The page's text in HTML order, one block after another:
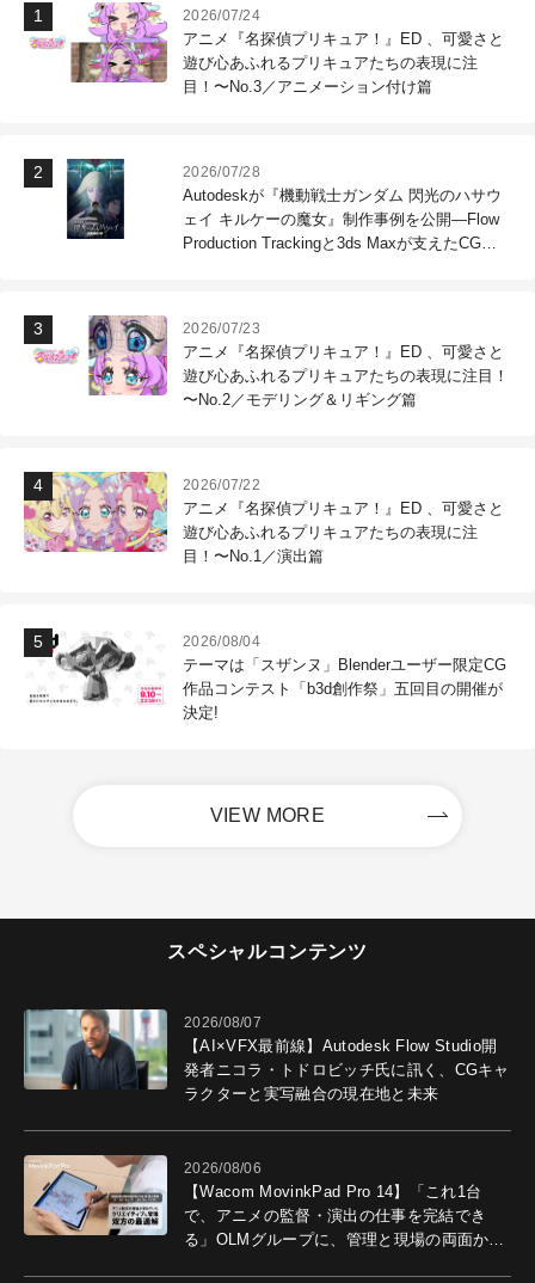
2026/07/24
アニメ『名探偵プリキュア！』ED 、可愛さと
遊び心あふれるプリキュアたちの表現に注
目！〜No.3／アニメーション付け篇
2026/07/28
Autodeskが『機動戦士ガンダム 閃光のハサウ
ェイ キルケーの魔女』制作事例を公開―Flow
Production Trackingと3ds Maxが支えたCG制
2026/07/23
アニメ『名探偵プリキュア！』ED 、可愛さと
遊び心あふれるプリキュアたちの表現に注目！
〜No.2／モデリング＆リギング篇
2026/07/22
アニメ『名探偵プリキュア！』ED 、可愛さと
遊び心あふれるプリキュアたちの表現に注
目！〜No.1／演出篇
2026/08/04
テーマは「スザンヌ」Blenderユーザー限定CG
作品コンテスト「b3d創作祭」五回目の開催が
決定!
VIEW MORE
スペシャルコンテンツ
2026/08/07
【AI×VFX最前線】Autodesk Flow Studio開
発者ニコラ・トドロビッチ氏に訊く、CGキャ
ラクターと実写融合の現在地と未来
2026/08/06
【Wacom MovinkPad Pro 14】「これ1台
で、アニメの監督・演出の仕事を完結でき
る」OLMグループに、管理と現場の両面から